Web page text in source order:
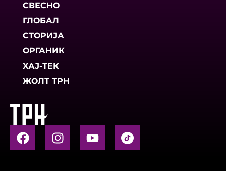
СВЕСНО
ГЛОБАЛ
СТОРИЈА
ОРГАНИК
ХАЈ-ТЕК
ЖОЛТ ТРН